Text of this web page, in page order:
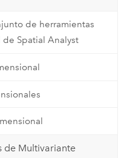
de herramientas
Spatial Analyst
de Multivariante